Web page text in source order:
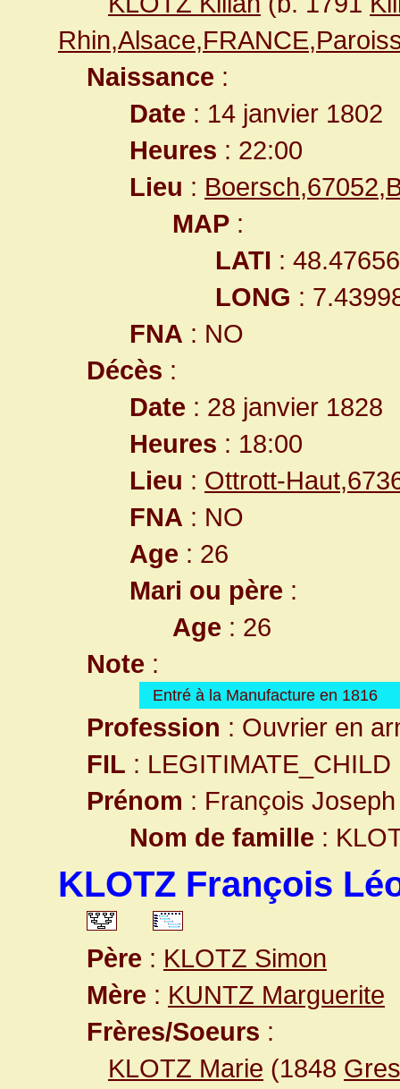
Naissance :
Date : 14 janvier 1802
Heures : 22:00
Lieu :
MAP :
LATI :
LONG :
FNA : NO
Décès :
Date : 28 janvier 1828
Heures : 18:00
Lieu : Ottrott-
FNA : NO
Age : 26
Mari ou père :
Age : 26
Note :
Entré à la Manufacture en 1816
Profession : Ouvrier en
FIL : LEGITIMATE_CHILD
Prénom : François Joseph
Nom de famille :
KLOTZ François
Père : KLOTZ Simon
Mère : KUNTZ Marguerite
Frères/Soeurs :
KLOTZ Marie (1848